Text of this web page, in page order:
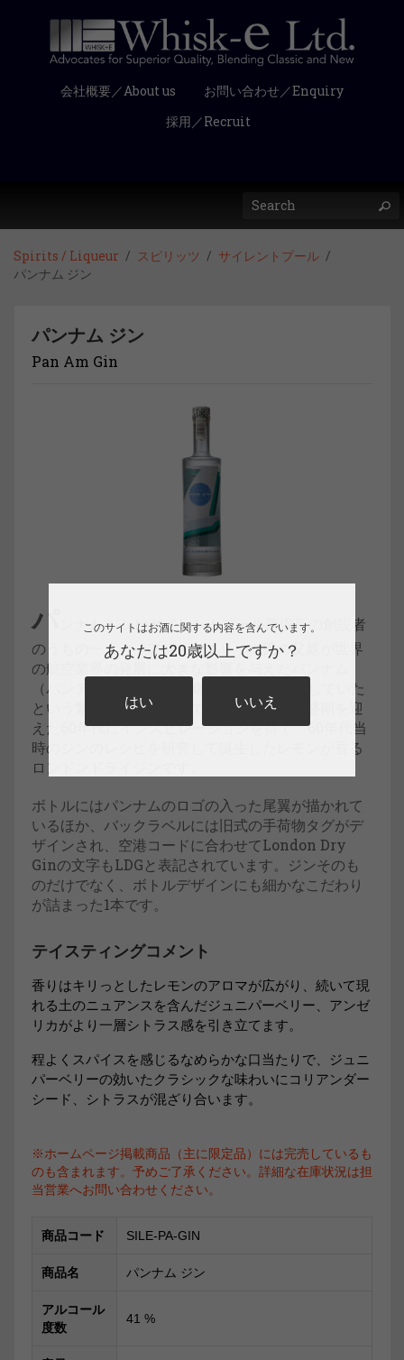
会社概要／About us
お問い合わせ／Enquiry
採用／Recruit
Spirits / Liqueur スピリッツ
サイレントプール
パンナム ジン
パンナム ジン
Pan Am Gin
パ
ンナム ジンはサイレントプール蒸溜所の創設者
のうちの一人、イアン・マコリック氏の父親が世界
の航空業界の発展に大きな影響を与えたパンナム
（パンアメリカン航空の略称）に30年勤務していた
という繋がりがきっかけで、パンナムが全盛期を迎
えた60年代にインスピレーションを得て、60年代当
時のジンのレシピを研究して誕生したレモンが香る
ロンドンドライジンです。
ボトルにはパンナムのロゴの入った尾翼が描かれて
いるほか、バックラベルには旧式の手荷物タグがデ
ザインされ、空港コードに合わせてLondon Dry
Ginの文字もLDGと表記されています。ジンそのも
のだけでなく、ボトルデザインにも細かなこだわり
が詰まった1本です。
テイスティングコメント
香りはキリっとしたレモンのアロマが広がり、続いて現
れる土のニュアンスを含んだジュニパーベリー、アンゼ
リカがより一層シトラス感を引き立てます。
程よくスパイスを感じるなめらかな口当たりで、ジュニ
パーベリーの効いたクラシックな味わいにコリアンダー
シード、シトラスが混ざり合います。
※ホームページ掲載商品（主に限定品）には完売しているも
のも含まれます。予めご了承ください。詳細な在庫状況は担
当営業へお問い合わせください。
商品コード SILE-PA-GIN
商品名 パンナム ジン
アルコール
度数
41 %
このサイトはお酒に関する内容を含んでいます。
あなたは20歳以上ですか？
はい いいえ